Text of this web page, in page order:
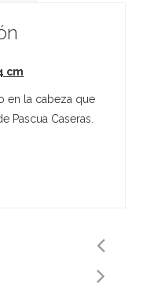
cm
en la cabeza que
Pascua Caseras.